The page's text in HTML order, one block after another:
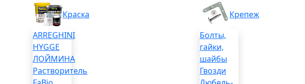
Краска
ARREGHINI
HYGGE
ЛОЙМИНА
Растворитель
Крепеж
Болты,
гайки,
шайбы
Гвозди